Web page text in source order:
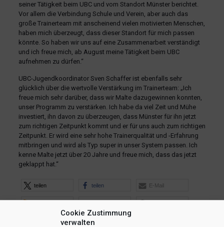
Cookie Zustimmung
verwalten
seiner Tätigkeit beim UBC und vom Standort Münster berichtet.
Vor allem die Verbindung Schule und Verein, aber auch das
große Trainerteam mit anscheinend vielen motivierten Menschen,
haben mich überzeugt, dass dieser Standort für mich passen
könnte. So haben wir uns auf eine Zusammenarbeit verständigt
und ich freue mich, ab August meine Tätigkeit beim UBC
aufnehmen zu dürfen.“
UBC-Jugendkoordinator Sven Schaffer ist ebenfalls sehr
glücklich über die wertvolle Verstärkung im Trainerteam: „Ich
freue mich sehr darüber, dass wir Malte dazugewinnen konnten,
unser Programm zu verstärken. Ich habe da viel Zeit und Mühe
investiert, ihn davon zu überzeugen, dass Münster für ihn jetzt
zum richtigen Zeitpunkt kommt und er für uns auch zum richtigen
Zeitpunkt. Er wird eine sehr hohe Trainerqualität und -Erfahrung
mitbringen und wird als Typ super in unser System passen. Ich
kenne Malte jetzt über 20 Jahre und freue mich, dass das jetzt
geklappt hat.“
teilen teilen E-Mail